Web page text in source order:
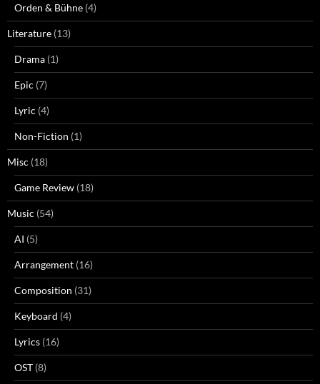
Orden & Bühne (4)
Literature (13)
Drama (1)
Epic (7)
Lyric (4)
Non-Fiction (1)
Misc (18)
Game Review (18)
Music (54)
AI (5)
Arrangement (16)
Composition (31)
Keyboard (4)
Lyrics (16)
OST (8)